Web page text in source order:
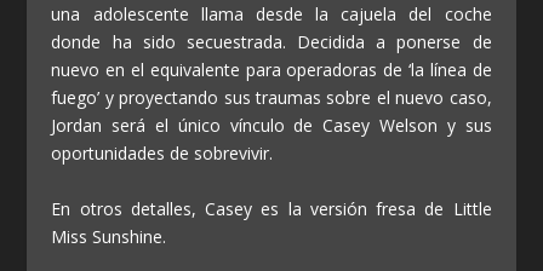
una adolescente llama desde la cajuela del coche
donde ha sido secuestrada. Decidida a ponerse de
nuevo en el equivalente para operadoras de ‘la línea de
fuego’ y proyectando sus traumas sobre el nuevo caso,
Jordan será el único vínculo de Casey Welson y sus
oportunidades de sobrevivir.
En otros detalles, Casey es la versión fresa de Little
Miss Sunshine.